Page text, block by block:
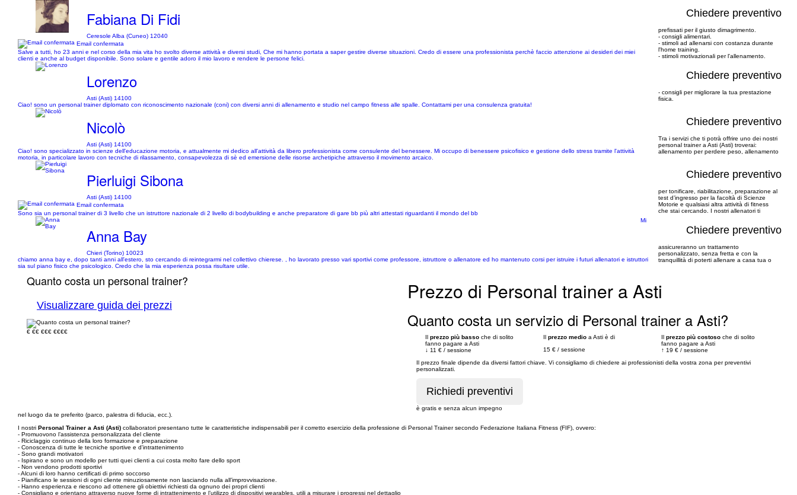
Fabiana Di Fidi
Ceresole Alba (Cuneo) 12040
Email confermata
Salve a tutti, ho 23 anni e nel corso della mia vita ho svolto diverse attività e diversi studi, Che mi hanno portata a saper gestire diverse situazioni. Credo di essere una professionista perchè faccio attenzione ai desideri dei miei
clienti e anche al budget disponibile. Sono solare e gentile adoro il mio lavoro e rendere le persone felici.
Chiedere preventivo
Lorenzo
Asti (Asti) 14100
Ciao! sono un personal trainer diplomato con riconoscimento nazionale (coni) con diversi anni di allenamento e studio nel campo fitness alle spalle. Contattami per una consulenza gratuita!
Chiedere preventivo
Nicolò
Asti (Asti) 14100
Ciao! sono specializzato in scienze dell'educazione motoria, e attualmente mi dedico all'attività da libero professionista come consulente del benessere. Mi occupo di benessere psicofisico e gestione dello stress tramite l'attività
motoria, in particolare lavoro con tecniche di rilassamento, consapevolezza di sè ed emersione delle risorse archetipiche attraverso il movimento arcaico.
Chiedere preventivo
Pierluigi Sibona
Asti (Asti) 14100
Email confermata
Sono sia un personal trainer di 3 livello che un istruttore nazionale di 2 livello di bodybuilding e anche preparatore di gare bb più altri attestati riguardanti il mondo del bb
Chiedere preventivo
Anna Bay
Chieri (Torino) 10023
Mi
chiamo anna bay e, dopo tanti anni all'estero, sto cercando di reintegrarmi nel collettivo chierese. , ho lavorato presso vari sportivi come professore, istruttore o allenatore ed ho mantenuto corsi per istruire i futuri allenatori e istruttori
sia sul piano fisico che psicologico. Credo che la mia esperienza possa risultare utile.
Chiedere preventivo
Quanto costa un personal trainer?
Visualizzare guida dei prezzi
€ €€ €€€ €€€€
Prezzo di Personal trainer a Asti
Quanto costa un servizio di Personal trainer a Asti?
Il prezzo più basso che di solito
fanno pagare a Asti
↓ 11 € / sessione
Il prezzo medio a Asti è di
15 € / sessione
Il prezzo più costoso che di solito
fanno pagare a Asti
↑ 19 € / sessione
Il prezzo finale dipende da diversi fattori chiave. Vi consigliamo di chiedere ai professionisti della vostra zona per preventivi
personalizzati.
è gratis e senza alcun impegno
prefissati per il giusto dimagrimento.
- consigli alimentari.
- stimoli ad allenarsi con costanza durante
l'home training.
- stimoli motivazionali per l'allenamento.
- consigli per migliorare la tua prestazione
fisica.
Tra i servizi che ti potrà offrire uno dei nostri
personal trainer a Asti (Asti) troverai:
allenamento per perdere peso, allenamento
per tonificare, riabilitazione, preparazione al
test d’ingresso per la facoltà di Scienze
Motorie e qualsiasi altra attività di fitness
che stai cercando. I nostri allenatori ti
assicureranno un trattamento
personalizzato, senza fretta e con la
tranquillità di poterti allenare a casa tua o
nel luogo da te preferito (parco, palestra di fiducia, ecc.).
I nostri Personal Trainer a Asti (Asti) collaboratori presentano tutte le caratteristiche indispensabili per il corretto esercizio della professione di Personal Trainer secondo Federazione Italiana Fitness (FIF), ovvero:
- Promuovono l’assistenza personalizzata del cliente
- Riciclaggio continuo della loro formazione e preparazione
- Conoscenza di tutte le tecniche sportive e d'intrattenimento
- Sono grandi motivatori
- Ispirano e sono un modello per tutti quei clienti a cui costa molto fare dello sport
- Non vendono prodotti sportivi
- Alcuni di loro hanno certificati di primo soccorso
- Pianificano le sessioni di ogni cliente minuziosamente non lasciando nulla all’improvvisazione.
- Hanno esperienza e riescono ad ottenere gli obiettivi richiesti da ognuno dei propri clienti
- Consigliano e orientano attraverso nuove forme di intrattenimento e l’utilizzo di dispositivi wearables, utili a misurare i progressi nel dettaglio